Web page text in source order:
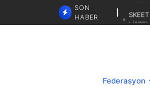
SON
HABER
Federasyon